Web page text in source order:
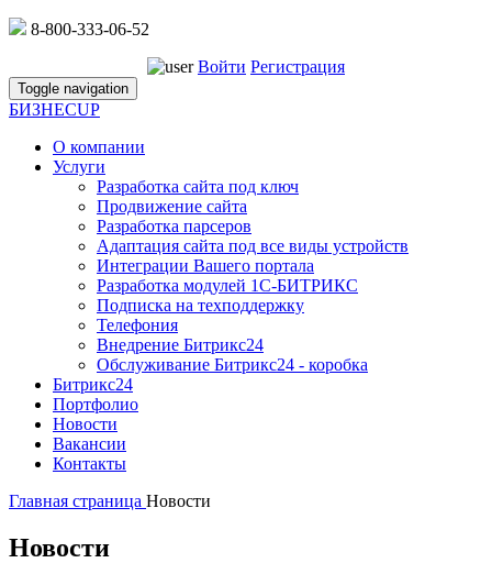
8-800-333-06-52
Войти Регистрация
Toggle navigation
БИЗНЕСUP
О компании
Услуги
Разработка сайта под ключ
Продвижение сайта
Разработка парсеров
Адаптация сайта под все виды устройств
Интеграции Вашего портала
Разработка модулей 1С-БИТРИКС
Подписка на техподдержку
Телефония
Внедрение Битрикс24
Обслуживание Битрикс24 - коробка
Битрикс24
Портфолио
Новости
Вакансии
Контакты
Главная страница Новости
Новости